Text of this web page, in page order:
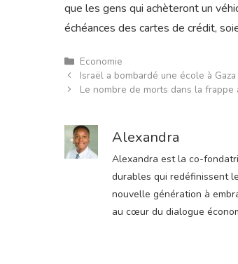
que les gens qui achèteront un
échéances des cartes de crédit,
Catégories
Economie
Israël a bombardé une école à
Le nombre de morts dans la
Alexandra
Alexandra est la co-
durables qui redéfinissent
nouvelle génération à
au cœur du dialogue